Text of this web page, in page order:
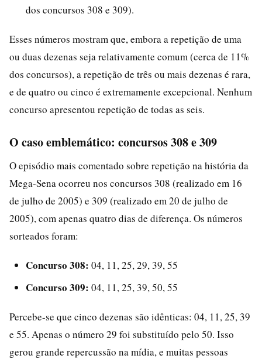
dos concursos 308 e 309).
Esses números mostram que, embora a repetição de uma
ou duas dezenas seja relativamente comum (cerca de 11%
dos concursos), a repetição de três ou mais dezenas é rara,
e de quatro ou cinco é extremamente excepcional. Nenhum
concurso apresentou repetição de todas as seis.
O caso emblemático: concursos 308 e 309
O episódio mais comentado sobre repetição na história da
Mega-Sena ocorreu nos concursos 308 (realizado em 16
de julho de 2005) e 309 (realizado em 20 de julho de
2005), com apenas quatro dias de diferença. Os números
sorteados foram:
Concurso 308: 04, 11, 25, 29, 39, 55
Concurso 309: 04, 11, 25, 39, 50, 55
Percebe-se que cinco dezenas são idênticas: 04, 11, 25, 39
e 55. Apenas o número 29 foi substituído pelo 50. Isso
gerou grande repercussão na mídia, e muitas pessoas